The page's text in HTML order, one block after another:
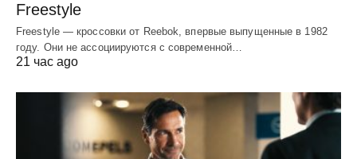
Freestyle
Freestyle — кроссовки от Reebok, впервые выпущенные в 1982
году. Они не ассоциируются с современной…
21 час ago